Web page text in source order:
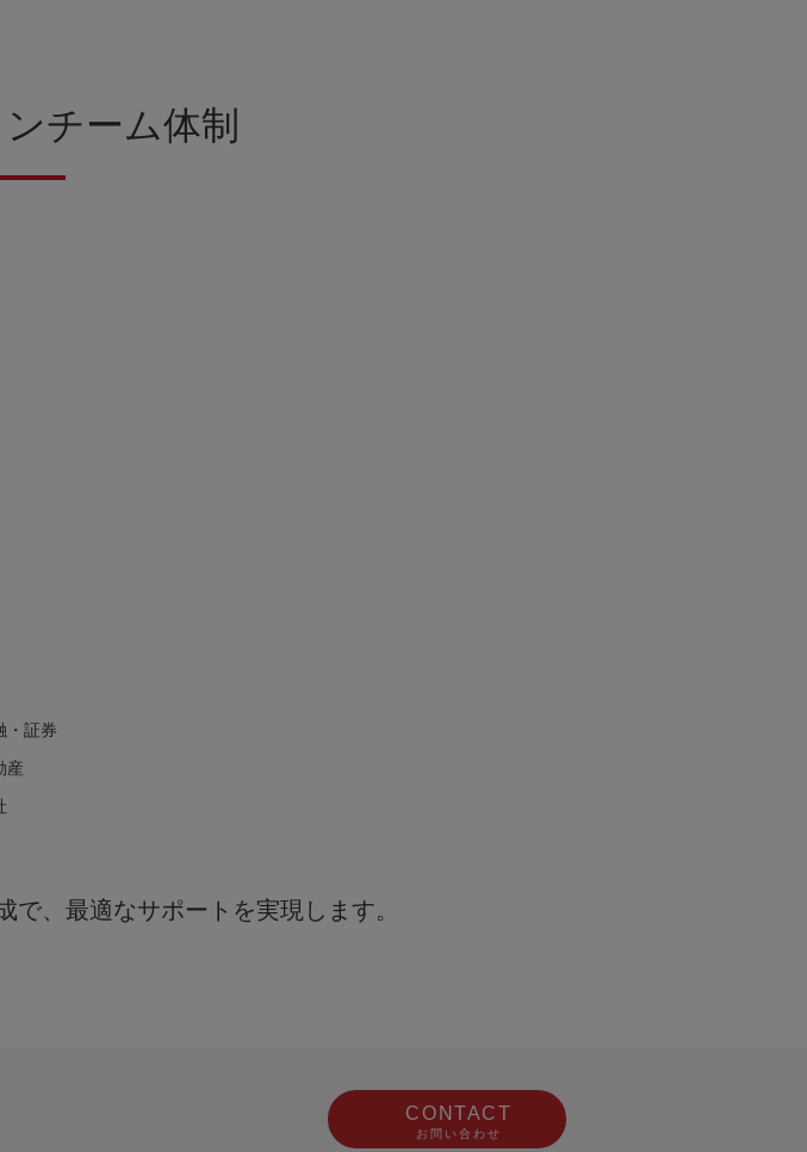
チーム体制
・証券
産
、最適なサポートを実現します。
CONTACT
お問い合わせ